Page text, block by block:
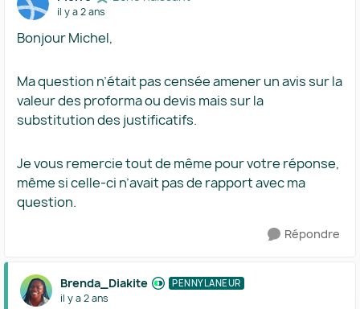
il y a 2 ans
Bonjour Michel,
Ma question n’était pas censée amener un avis sur la
valeur des proforma ou devis mais sur la
substitution des justificatifs.
Je vous remercie tout de même pour votre réponse,
même si celle-ci n’avait pas de rapport avec ma
question.
Répondre
Brenda_Diakite PENNYLANEUR
il y a 2 ans